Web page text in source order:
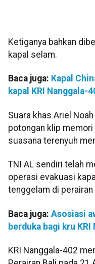
Ketiganya bahkan
kapal selam.
Baca juga: Kapal
kapal KRI Nanggala-
Suara khas Ariel
potongan klip memori
suasana terenyuh
TNI AL sendiri telah
operasi evakuasi
tenggelam di perairan
Baca juga: Asosiasi
berduka bagi kru KRI
KRI Nanggala-402